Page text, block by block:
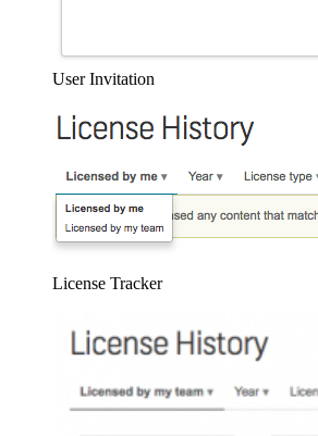
User Invitation
License Tracker